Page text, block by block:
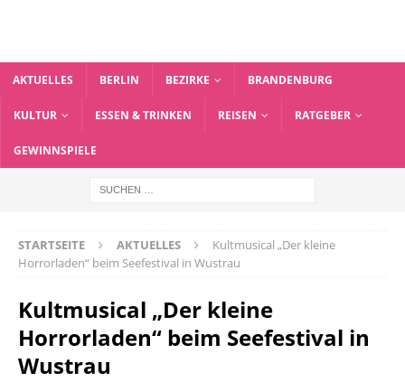
AKTUELLES BERLIN BEZIRKE BRANDENBURG
KULTUR ESSEN & TRINKEN REISEN RATGEBER
GEWINNSPIELE
STARTSEITE AKTUELLES
Kultmusical „Der kleine
Horrorladen“ beim Seefestival in Wustrau
Kultmusical „Der kleine
Horrorladen“ beim Seefestival in
Wustrau